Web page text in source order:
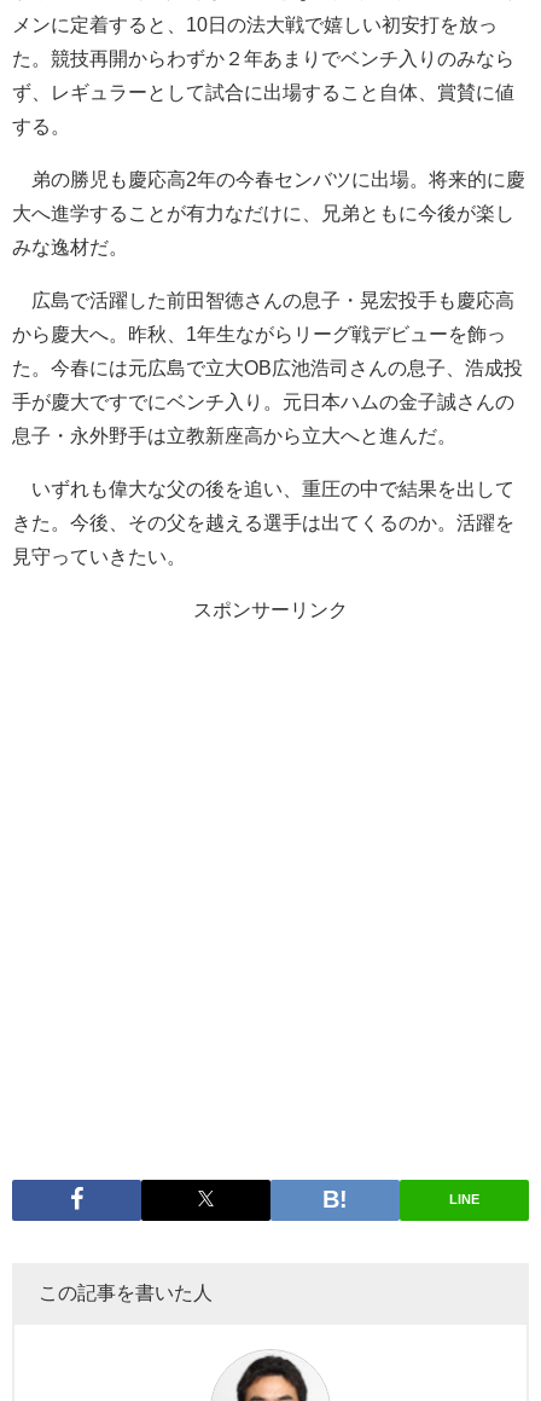
メンに定着すると、10日の法大戦で嬉しい初安打を放っ
た。競技再開からわずか２年あまりでベンチ入りのみなら
ず、レギュラーとして試合に出場すること自体、賞賛に値
する。
弟の勝児も慶応高2年の今春センバツに出場。将来的に慶
大へ進学することが有力なだけに、兄弟ともに今後が楽し
みな逸材だ。
広島で活躍した前田智徳さんの息子・晃宏投手も慶応高
から慶大へ。昨秋、1年生ながらリーグ戦デビューを飾っ
た。今春には元広島で立大OB広池浩司さんの息子、浩成投
手が慶大ですでにベンチ入り。元日本ハムの金子誠さんの
息子・永外野手は立教新座高から立大へと進んだ。
いずれも偉大な父の後を追い、重圧の中で結果を出して
きた。今後、その父を越える選手は出てくるのか。活躍を
見守っていきたい。
スポンサーリンク
LINE
この記事を書いた人